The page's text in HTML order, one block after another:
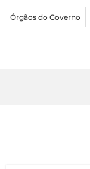
Órgãos do Governo